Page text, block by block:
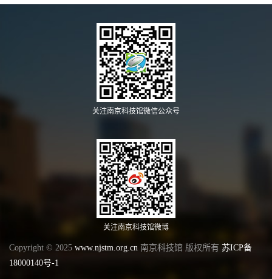
关注南京科技馆微信公众号
关注南京科技馆微博
Copyright © 2025 www.njstm.org.cn 南京科技馆 版权所有 苏ICP备
18000140号-1